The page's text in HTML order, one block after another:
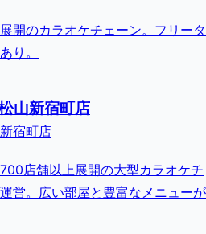
開のカラオケチェーン。フリータ
り。
山新宿町店
宿町店
店舗以上展開の大型カラオケチ
営。広い部屋と豊富なメニューが